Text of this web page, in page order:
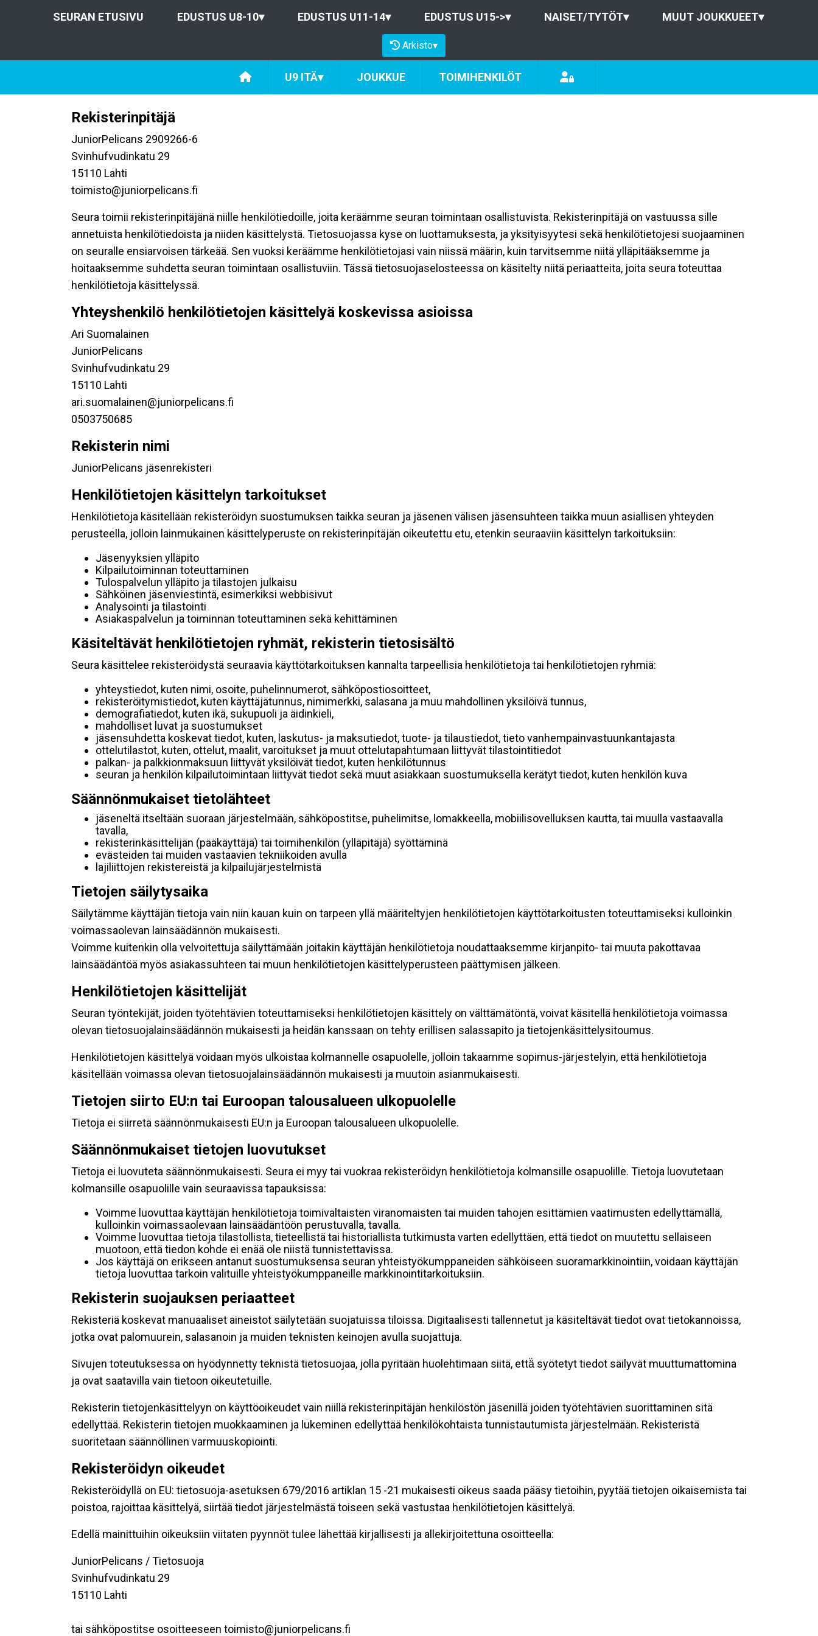
SEURAN ETUSIVU EDUSTUS U8-10▾ EDUSTUS U11-14▾ EDUSTUS U15->▾ NAISET/TYTÖT▾ MUUT JOUKKUEET▾
Arkisto▾
U9 ITÄ▾ JOUKKUE TOIMIHENKILÖT
Rekisterinpitäjä
JuniorPelicans 2909266-6
Svinhufvudinkatu 29
15110 Lahti
toimisto@juniorpelicans.fi
Seura toimii rekisterinpitäjänä niille henkilötiedoille, joita keräämme seuran toimintaan osallistuvista. Rekisterinpitäjä on vastuussa sille
annetuista henkilötiedoista ja niiden käsittelystä. Tietosuojassa kyse on luottamuksesta, ja yksityisyytesi sekä henkilötietojesi suojaaminen
on seuralle ensiarvoisen tärkeää. Sen vuoksi keräämme henkilötietojasi vain niissä määrin, kuin tarvitsemme niitä ylläpitääksemme ja
hoitaaksemme suhdetta seuran toimintaan osallistuviin. Tässä tietosuojaselosteessa on käsitelty niitä periaatteita, joita seura toteuttaa
henkilötietoja käsittelyssä.
Yhteyshenkilö henkilötietojen käsittelyä koskevissa asioissa
Ari Suomalainen
JuniorPelicans
Svinhufvudinkatu 29
15110 Lahti
ari.suomalainen@juniorpelicans.fi
0503750685
Rekisterin nimi
JuniorPelicans jäsenrekisteri
Henkilötietojen käsittelyn tarkoitukset
Henkilötietoja käsitellään rekisteröidyn suostumuksen taikka seuran ja jäsenen välisen jäsensuhteen taikka muun asiallisen yhteyden
perusteella, jolloin lainmukainen käsittelyperuste on rekisterinpitäjän oikeutettu etu, etenkin seuraaviin käsittelyn tarkoituksiin:
Jäsenyyksien ylläpito
Kilpailutoiminnan toteuttaminen
Tulospalvelun ylläpito ja tilastojen julkaisu
Sähköinen jäsenviestintä, esimerkiksi webbisivut
Analysointi ja tilastointi
Asiakaspalvelun ja toiminnan toteuttaminen sekä kehittäminen
Käsiteltävät henkilötietojen ryhmät, rekisterin tietosisältö
Seura käsittelee rekisteröidystä seuraavia käyttötarkoituksen kannalta tarpeellisia henkilötietoja tai henkilötietojen ryhmiä:
yhteystiedot, kuten nimi, osoite, puhelinnumerot, sähköpostiosoitteet,
rekisteröitymistiedot, kuten käyttäjätunnus, nimimerkki, salasana ja muu mahdollinen yksilöivä tunnus,
demografiatiedot, kuten ikä, sukupuoli ja äidinkieli,
mahdolliset luvat ja suostumukset
jäsensuhdetta koskevat tiedot, kuten, laskutus- ja maksutiedot, tuote- ja tilaustiedot, tieto vanhempainvastuunkantajasta
ottelutilastot, kuten, ottelut, maalit, varoitukset ja muut ottelutapahtumaan liittyvät tilastointitiedot
palkan- ja palkkionmaksuun liittyvät yksilöivät tiedot, kuten henkilötunnus
seuran ja henkilön kilpailutoimintaan liittyvät tiedot sekä muut asiakkaan suostumuksella kerätyt tiedot, kuten henkilön kuva
Säännönmukaiset tietolähteet
jäseneltä itseltään suoraan järjestelmään, sähköpostitse, puhelimitse, lomakkeella, mobiilisovelluksen kautta, tai muulla vastaavalla
tavalla,
rekisterinkäsittelijän (pääkäyttäjä) tai toimihenkilön (ylläpitäjä) syöttäminä
evästeiden tai muiden vastaavien tekniikoiden avulla
lajiliittojen rekistereistä ja kilpailujärjestelmistä
Tietojen säilytysaika
Säilytämme käyttäjän tietoja vain niin kauan kuin on tarpeen yllä määriteltyjen henkilötietojen käyttötarkoitusten toteuttamiseksi kulloinkin
voimassaolevan lainsäädännön mukaisesti.
Voimme kuitenkin olla velvoitettuja säilyttämään joitakin käyttäjän henkilötietoja noudattaaksemme kirjanpito- tai muuta pakottavaa
lainsäädäntöä myös asiakassuhteen tai muun henkilötietojen käsittelyperusteen päättymisen jälkeen.
Henkilötietojen käsittelijät
Seuran työntekijät, joiden työtehtävien toteuttamiseksi henkilötietojen käsittely on välttämätöntä, voivat käsitellä henkilötietoja voimassa
olevan tietosuojalainsäädännön mukaisesti ja heidän kanssaan on tehty erillisen salassapito ja tietojenkäsittelysitoumus.
Henkilötietojen käsittelyä voidaan myös ulkoistaa kolmannelle osapuolelle, jolloin takaamme sopimus-järjestelyin, että henkilötietoja
käsitellään voimassa olevan tietosuojalainsäädännön mukaisesti ja muutoin asianmukaisesti.
Tietojen siirto EU:n tai Euroopan talousalueen ulkopuolelle
Tietoja ei siirretä säännönmukaisesti EU:n ja Euroopan talousalueen ulkopuolelle.
Säännönmukaiset tietojen luovutukset
Tietoja ei luovuteta säännönmukaisesti. Seura ei myy tai vuokraa rekisteröidyn henkilötietoja kolmansille osapuolille. Tietoja luovutetaan
kolmansille osapuolille vain seuraavissa tapauksissa:
Voimme luovuttaa käyttäjän henkilötietoja toimivaltaisten viranomaisten tai muiden tahojen esittämien vaatimusten edellyttämällä,
kulloinkin voimassaolevaan lainsäädäntöön perustuvalla, tavalla.
Voimme luovuttaa tietoja tilastollista, tieteellistä tai historiallista tutkimusta varten edellyttäen, että tiedot on muutettu sellaiseen
muotoon, että tiedon kohde ei enää ole niistä tunnistettavissa.
Jos käyttäjä on erikseen antanut suostumuksensa seuran yhteistyökumppaneiden sähköiseen suoramarkkinointiin, voidaan käyttäjän
tietoja luovuttaa tarkoin valituille yhteistyökumppaneille markkinointitarkoituksiin.
Rekisterin suojauksen periaatteet
Rekisteriä koskevat manuaaliset aineistot säilytetään suojatuissa tiloissa. Digitaalisesti tallennetut ja käsiteltävät tiedot ovat tietokannoissa,
jotka ovat palomuurein, salasanoin ja muiden teknisten keinojen avulla suojattuja.
Sivujen toteutuksessa on hyödynnetty teknistä tietosuojaa, jolla pyritään huolehtimaan siitä, että̈ syötetyt tiedot säilyvät muuttumattomina
ja ovat saatavilla vain tietoon oikeutetuille.
Rekisterin tietojenkäsittelyyn on käyttöoikeudet vain niillä rekisterinpitäjän henkilöstön jäsenillä joiden työtehtävien suorittaminen sitä
edellyttää. Rekisterin tietojen muokkaaminen ja lukeminen edellyttää henkilökohtaista tunnistautumista järjestelmään. Rekisteristä
suoritetaan säännöllinen varmuuskopiointi.
Rekisteröidyn oikeudet
Rekisteröidyllä on EU: tietosuoja-asetuksen 679/2016 artiklan 15 -21 mukaisesti oikeus saada pääsy tietoihin, pyytää tietojen oikaisemista tai
poistoa, rajoittaa käsittelyä, siirtää tiedot järjestelmästä toiseen sekä vastustaa henkilötietojen käsittelyä.
Edellä mainittuihin oikeuksiin viitaten pyynnöt tulee lähettää kirjallisesti ja allekirjoitettuna osoitteella:
JuniorPelicans / Tietosuoja
Svinhufvudinkatu 29
15110 Lahti
tai sähköpostitse osoitteeseen toimisto@juniorpelicans.fi